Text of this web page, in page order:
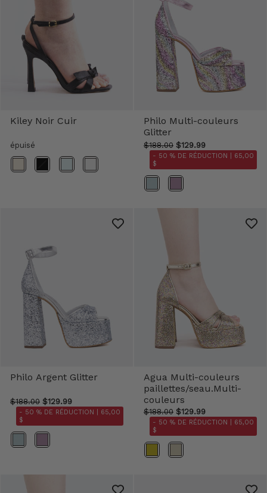
Kiley Noir Cuir
épuisé
Couleur
Philo Multi-couleurs
Glitter
$188.00 $129.99
- 50 % DE RÉDUCTION |
65,00
$
Couleur
Philo Argent Glitter
$188.00 $129.99
- 50 % DE RÉDUCTION |
65,00
$
Couleur
Agua Multi-couleurs
paillettes/seau.Multi-
couleurs
$188.00 $129.99
- 50 % DE RÉDUCTION |
65,00
$
Couleur